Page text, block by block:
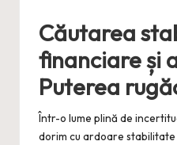
Căutarea
financiare și
Puterea
Într-o lume plină de
dorim cu ardoare